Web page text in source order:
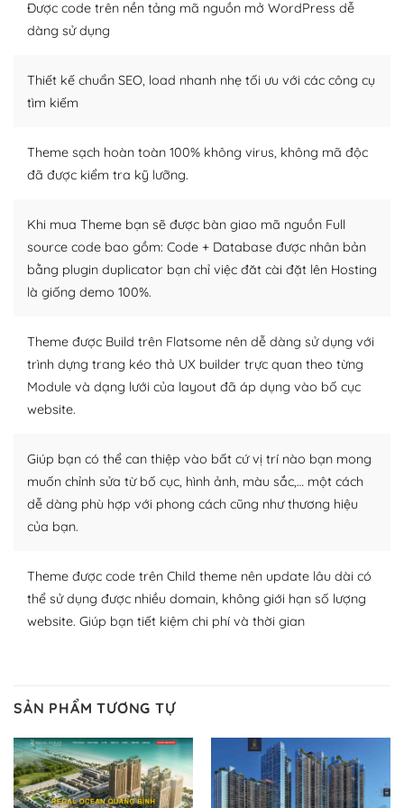
tìm kiếm chúng trên Internet hoặc nhờ chuyên gia.
Dễ dàng tùy chỉnh trên WordPress
– Sở hữu một cộng đồng lớn, sẵn sàng hỗ trợ
người cuồng tín WordPress.
kiếm những cộng đồng WordPress, họ sẽ giúp bạn trả
lời, giải đáp vấn đề của bạn.
Cộng đồng sử dụng WordPress sẵn sàng hỗ trợ bạn
Plugin mở rộng là thành phần cài đặt thêm vào
WordPress để tăng thêm các tính năng cần thiết. Có
nhiều plugin trả phí hoặc miễn phí.
plugin của WordPress rất phong phú. Bạn có thể thỏa
thích chọn lựa plugin và themes phù hợp cho mục đích
lập website của mình.
WordPress đa dạng plugin và themes
– Dễ sử dụng
Với mọi Hosting bất kỳ thì WordPress đều có thể dễ
dàng thiết lập vì thực tế nó đã cung cấp khoảng 60%
trang web WordPress của bạn.
Dễ dàng lựa chọn Hosting cho website WordPress
– Bảo mật cực tốt
Được code trên nền tảng mã nguồn mở WordPress dễ
dàng sử dụng
Thiết kế chuẩn SEO, load nhanh nhẹ tối ưu với các công cụ
tìm kiếm
Theme sạch hoàn toàn 100% không virus, không mã độc
đã được kiểm tra kỹ lưỡng.
Khi mua Theme bạn sẽ được bàn giao mã nguồn Full
source code bao gồm: Code + Database được nhân bản
bằng plugin duplicator bạn chỉ việc đăt cài đặt lên Hosting
là giống demo 100%.
Theme được Build trên Flatsome nên dễ dàng sử dụng với
trình dựng trang kéo thả UX builder trực quan theo từng
Module và dạng lưới của layout đã áp dụng vào bố cục
website.
Giúp bạn có thể can thiệp vào bất cứ vị trí nào bạn mong
muốn chỉnh sửa từ bố cục, hình ảnh, màu sắc,… một cách
dễ dàng phù hợp với phong cách cũng như thương hiệu
của bạn.
Theme được code trên Child theme nên update lâu dài có
thể sử dụng được nhiều domain, không giới hạn số lượng
website. Giúp bạn tiết kiệm chi phí và thời gian
SẢN PHẨM TƯƠNG TỰ